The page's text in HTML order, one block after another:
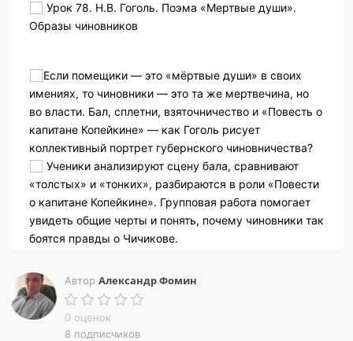
Урок 78. Н.В. Гоголь. Поэма «Мертвые души».
Образы чиновников
Если помещики — это «мёртвые души» в своих
имениях, то чиновники — это та же мертвечина, но
во власти. Бал, сплетни, взяточничество и «Повесть о
капитане Копейкине» — как Гоголь рисует
коллективный портрет губернского чиновничества?
Ученики анализируют сцену бала, сравнивают
«толстых» и «тонких», разбираются в роли «Повести
о капитане Копейкине». Групповая работа помогает
увидеть общие черты и понять, почему чиновники так
боятся правды о Чичикове.
сравнительная таблица чиновников, карточки для
групп, рабочий лист, критерии оценивания, QR-коды.
Скачайте комплект к уроку 78 и покажите
ученикам, что «мёртвые души» — это не только
Автор Александр Фомин
0 оценок
8 подписчиков